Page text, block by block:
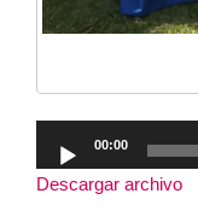
Reproductor
de
audio
00:00
Descargar archivo